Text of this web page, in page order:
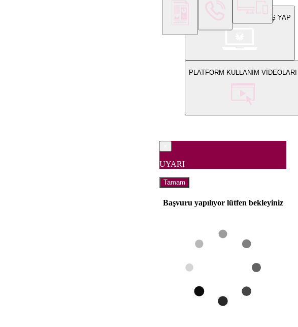
WEB PLATFORMUNA GİRİŞ YAP
PLATFORM KULLANIM VİDEOLARI
UYARI
Tamam
Başvuru yapılıyor lütfen bekleyiniz